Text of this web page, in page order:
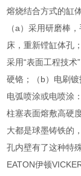
熔烧结合方式的缸
（a）采用研磨棒
床，重新镗缸体孔
采用“表面工程技
硬铬；（b）电刷
电弧喷涂或电喷涂
柱塞表面熔敷高硬
大都是球墨铸铁的
孔内壁有了这种特
EATON伊顿